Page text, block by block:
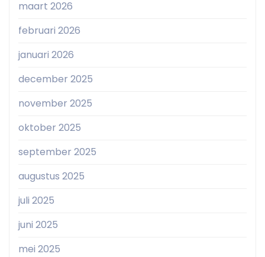
maart 2026
februari 2026
januari 2026
december 2025
november 2025
oktober 2025
september 2025
augustus 2025
juli 2025
juni 2025
mei 2025